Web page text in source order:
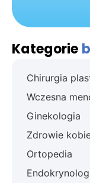
Kategorie
Chirurgia
Wczesna
Ginekologia
Zdrowie
Ortopedia